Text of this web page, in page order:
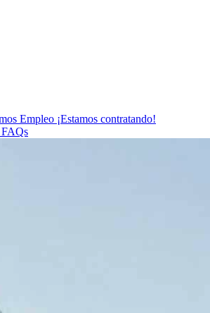
Empleo ¡Estamos contratando!
FAQs